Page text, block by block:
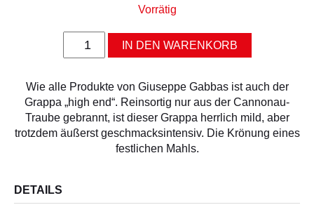
OLIVENÖL
Vorrätig
Grappa
Menge
IN DEN WARENKORB
Wie alle Produkte von Giuseppe Gabbas ist auch der
Grappa „high end“. Reinsortig nur aus der Cannonau-
Traube gebrannt, ist dieser Grappa herrlich mild, aber
trotzdem äußerst geschmacksintensiv. Die Krönung eines
festlichen Mahls.
DETAILS